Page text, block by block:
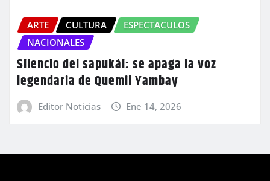
ARTE CULTURA
ESPECTACULOS
NACIONALES
Silencio del sapukái: se apaga la voz
legendaria de Quemil Yambay
Editor Noticias Ene 14, 2026